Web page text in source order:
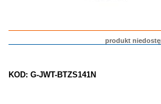
produkt
KOD: G-JWT-BTZS141N